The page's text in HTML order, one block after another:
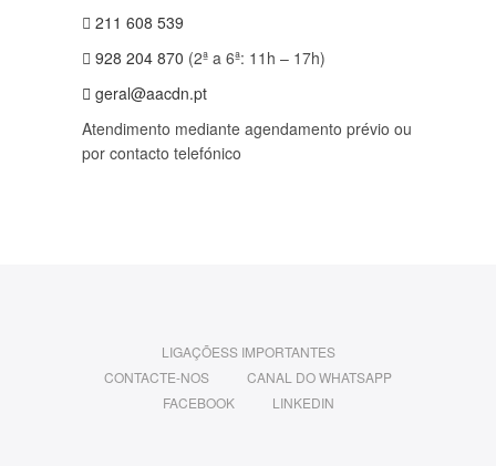
211 608 539
928 204 870 (2ª a 6ª: 11h – 17h)
geral@aacdn.pt
Atendimento mediante agendamento prévio ou
por contacto telefónico
LIGAÇÕESS IMPORTANTES
CONTACTE-NOS
CANAL DO WHATSAPP
FACEBOOK
LINKEDIN